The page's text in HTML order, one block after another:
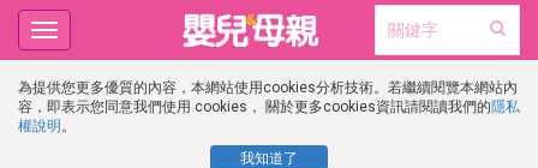
為提供您更多優質的內容，本網站使用cookies分析技術。若繼續閱覽本網站內
容，即表示您同意我們使用 cookies， 關於更多cookies資訊請閱讀我們的隱私
權說明 。
我知道了
Toggle
navigation